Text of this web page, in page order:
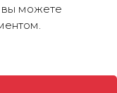
вы можете